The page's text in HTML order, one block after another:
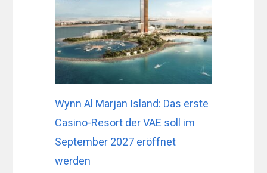
Wynn Al Marjan Island: Das erste
Casino-Resort der VAE soll im
September 2027 eröffnet
werden